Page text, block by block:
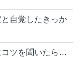
自覚したきっか
コツを聞いたら…